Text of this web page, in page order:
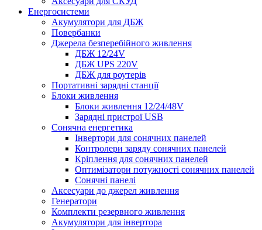
Енергосистеми
Акумулятори для ДБЖ
Повербанки
Джерела безперебійного живлення
ДБЖ 12/24V
ДБЖ UPS 220V
ДБЖ для роутерів
Портативні зарядні станції
Блоки живлення
Блоки живлення 12/24/48V
Зарядні пристрої USB
Сонячна енергетика
Інвертори для сонячних панелей
Контролери заряду сонячних панелей
Кріплення для сонячних панелей
Оптимізатори потужності сонячних панелей
Сонячні панелі
Аксесуари до джерел живлення
Генератори
Комплекти резервного живлення
Акумулятори для інвертора